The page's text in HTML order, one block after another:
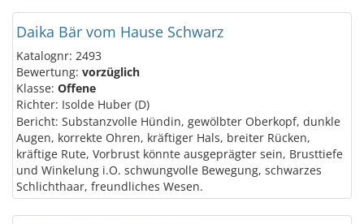
Daika Bär vom Hause Schwarz
Katalognr: 2493
Bewertung: vorzüglich
Klasse: Offene
Richter: Isolde Huber (D)
Bericht: Substanzvolle Hündin, gewölbter Oberkopf, dunkle
Augen, korrekte Ohren, kräftiger Hals, breiter Rücken,
kräftige Rute, Vorbrust könnte ausgeprägter sein, Brusttiefe
und Winkelung i.O. schwungvolle Bewegung, schwarzes
Schlichthaar, freundliches Wesen.